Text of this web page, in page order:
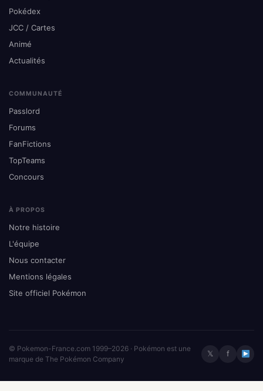
Pokédex
JCC / Cartes
Animé
Actualités
COMMUNAUTÉ
Passlord
Forums
FanFictions
TopTeams
Concours
À PROPOS
Notre histoire
L'équipe
Nous contacter
Mentions légales
Site officiel Pokémon
© Pokemon-France.com 1999–2026 · Pokémon est une
marque de The Pokémon Company
𝕏 f